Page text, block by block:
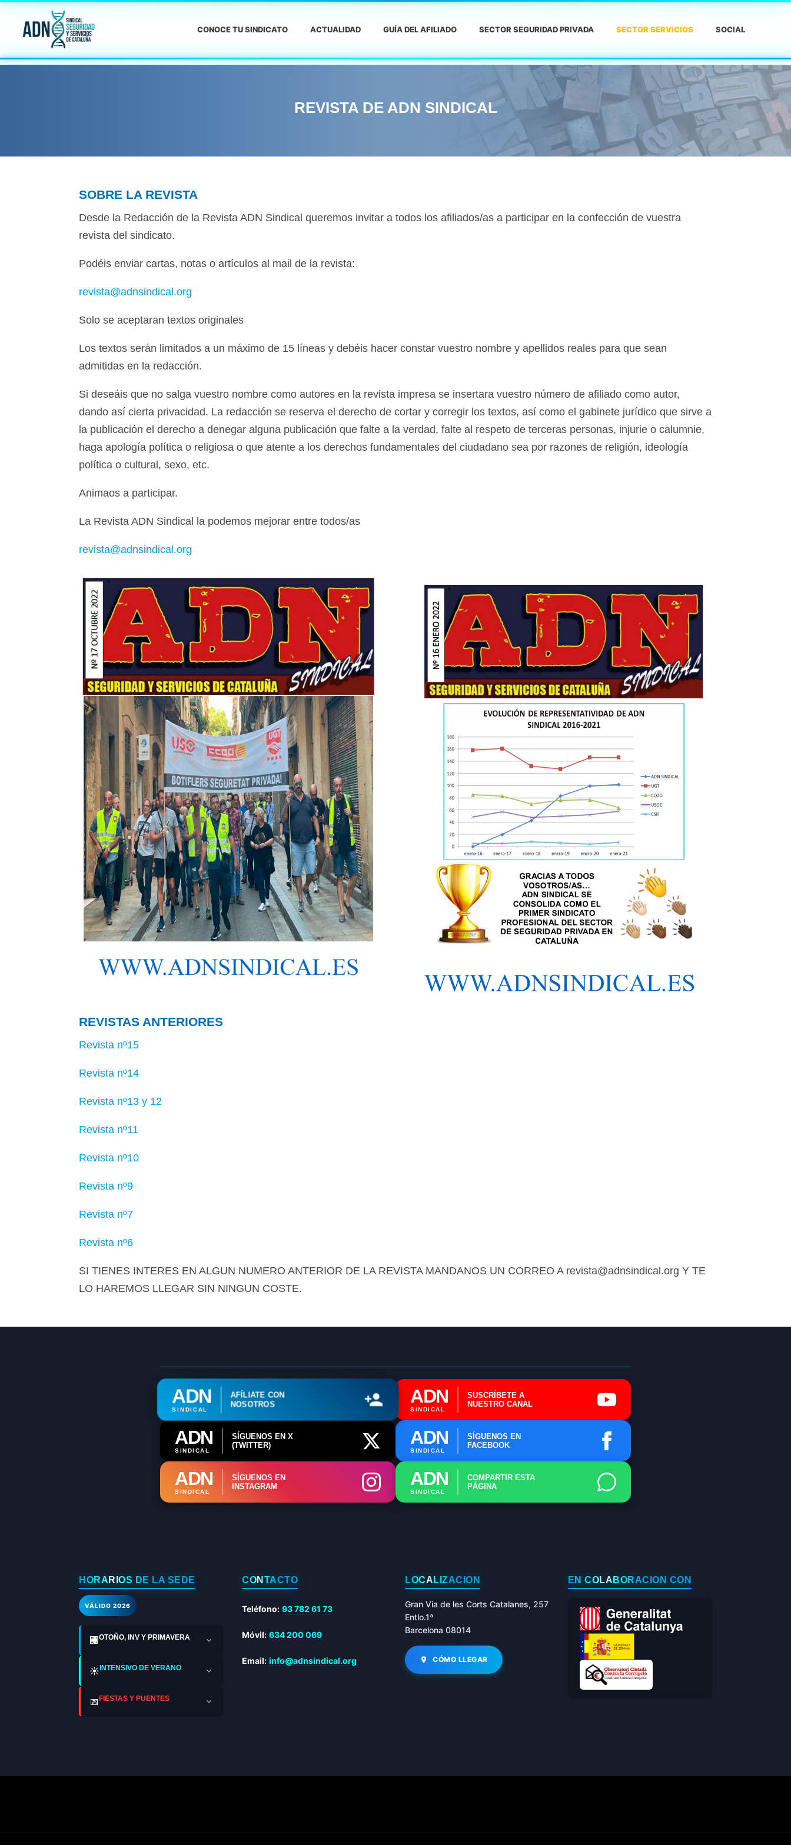
CONOCE TU SINDICATO ACTUALIDAD GUÍA DEL AFILIADO SECTOR SEGURIDAD PRIVADA SECTOR SERVICIOS SOCIAL
REVISTA DE ADN SINDICAL
SOBRE LA REVISTA
Desde la Redacción de la Revista ADN Sindical queremos invitar a todos los afiliados/as a participar en la confección de vuestra
revista del sindicato.
Podéis enviar cartas, notas o artículos al mail de la revista:
revista@adnsindical.org
Solo se aceptaran textos originales
Los textos serán limitados a un máximo de 15 líneas y debéis hacer constar vuestro nombre y apellidos reales para que sean
admitidas en la redacción.
Si deseáis que no salga vuestro nombre como autores en la revista impresa se insertara vuestro número de afiliado como autor,
dando así cierta privacidad. La redacción se reserva el derecho de cortar y corregir los textos, así como el gabinete jurídico que sirve a
la publicación el derecho a denegar alguna publicación que falte a la verdad, falte al respeto de terceras personas, injurie o calumnie,
haga apología política o religiosa o que atente a los derechos fundamentales del ciudadano sea por razones de religión, ideología
política o cultural, sexo, etc.
Animaos a participar.
La Revista ADN Sindical la podemos mejorar entre todos/as
revista@adnsindical.org
REVISTAS ANTERIORES
Revista nº15
Revista nº14
Revista nº13 y 12
Revista nº11
Revista nº10
Revista nº9
Revista nº7
Revista nº6
SI TIENES INTERES EN ALGUN NUMERO ANTERIOR DE LA REVISTA MANDANOS UN CORREO A revista@adnsindical.org Y TE
LO HAREMOS LLEGAR SIN NINGUN COSTE.
ADN
SINDICAL
AFÍLIATE CON
NOSOTROS
ADN
SINDICAL
SUSCRÍBETE A
NUESTRO CANAL
ADN
SINDICAL
SÍGUENOS EN X
(TWITTER)
ADN
SINDICAL
SÍGUENOS EN
FACEBOOK
ADN
SINDICAL
SÍGUENOS EN
INSTAGRAM
ADN
SINDICAL
COMPARTIR ESTA
PÁGINA
HORARIOS DE LA SEDE
VÁLIDO 2026
🏢OTOÑO, INV Y PRIMAVERA
☀️ INTENSIVO DE VERANO
📅FIESTAS Y PUENTES
CONTACTO
Teléfono: 93 782 61 73
Móvil: 634 200 069
Email: info@adnsindical.org
LOCALIZACIÓN
Gran Via de les Corts Catalanes, 257
Entlo.1ª
Barcelona 08014
CÓMO LLEGAR
EN COLABORACIÓN CON
🔄 Menú ✖
ADN Sindical
ℹ️ Consulta General a Sede (Email)
⚖️ Dpto. Jurídico y Abogados (Email)
🤖 Dudas Rápidas del Convenio (IA)